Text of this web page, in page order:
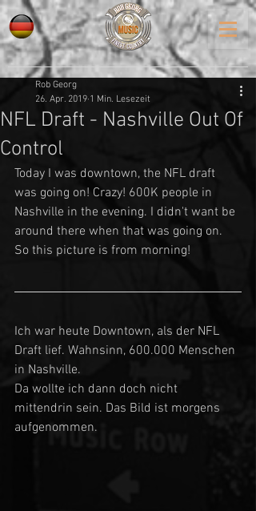
NFL Draft - Nashville Out Of
Control
Rob Georg
26. Apr. 2019 1 Min. Lesezeit
Today I was downtown, the NFL draft
was going on! Crazy! 600K people in
Nashville in the evening. I didn't want be
around there when that was going on.
So this picture is from morning!
Ich war heute Downtown, als der NFL
Draft lief. Wahnsinn, 600.000 Menschen
in Nashville.
Da wollte ich dann doch nicht
mittendrin sein. Das Bild ist morgens
aufgenommen.